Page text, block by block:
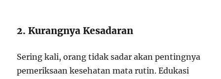
2. Kurangnya Kesadaran
Sering kali, orang tidak sadar akan pentingnya
pemeriksaan kesehatan mata rutin. Edukasi